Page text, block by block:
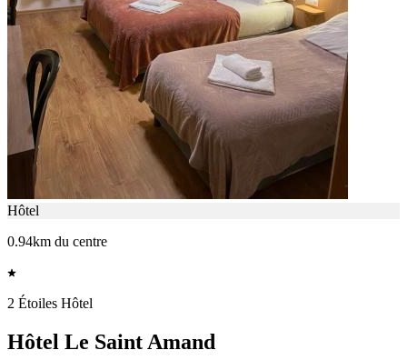
Hôtel
0.94km du centre
2 Étoiles Hôtel
Hôtel Le Saint Amand